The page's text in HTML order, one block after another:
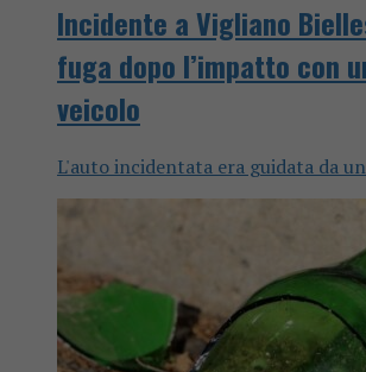
Incidente a Vigliano
fuga dopo l’impatto con
veicolo
L'auto incidentata era guidata da